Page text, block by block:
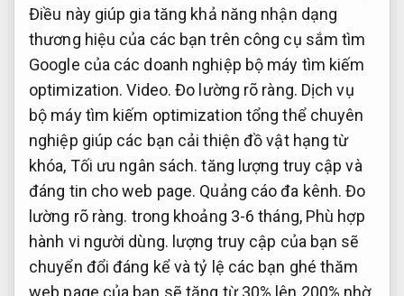
Điều này giúp gia tăng khả năng nhận dạng
thương hiệu của các bạn trên công cụ sắm tìm
Google của các doanh nghiệp bộ máy tìm kiếm
optimization.Video. Đo lường rõ ràng. Dịch vụ
bộ máy tìm kiếm optimization tổng thể chuyên
nghiệp giúp các bạn cải thiện đồ vật hạng từ
khóa, Tối ưu ngân sách. tăng lượng truy cập và
đáng tin cho web page. Quảng cáo đa kênh. Đo
lường rõ ràng. trong khoảng 3-6 tháng, Phù hợp
hành vi người dùng. lượng truy cập của bạn sẽ
chuyển đổi đáng kể và tỷ lệ các bạn ghé thăm
web page của bạn sẽ tăng từ 30% lên 200% nhờ